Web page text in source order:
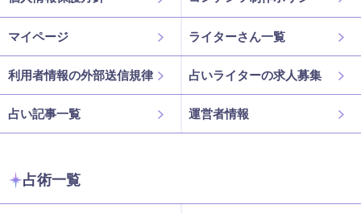
マイページ ライターさん一覧
利用者情報の外部送信規律 占いライターの求人募集
占い記事一覧 運営者情報
占術一覧